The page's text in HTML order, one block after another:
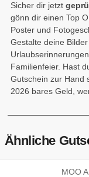
Sicher dir jetzt
gönn dir einen Top
Poster und
Gestalte deine
Familienfeier. Hast
Gutschein zur Hand
2026 bares Geld,
Ähnliche
MOO